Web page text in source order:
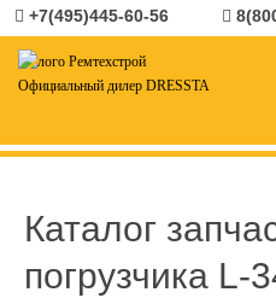
+7(495)445-60-56
Официальный дилер DRESSTA
Каталог
погрузчика L-